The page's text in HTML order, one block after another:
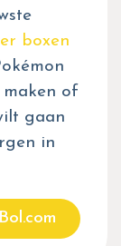
boxen
of
gaan
in